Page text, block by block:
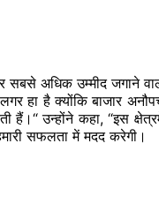
सबसे अधिक उम्मीद
लगरहा है क्योंकि बाजार
हैं।“ उन्होंने कहा,“इस
सफलता में मदद करेगी।